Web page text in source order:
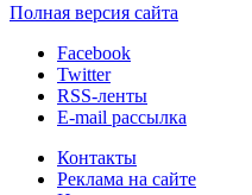
Полная версия сайта
Facebook
Twitter
RSS-ленты
E-mail рассылка
Контакты
Реклама на сайте